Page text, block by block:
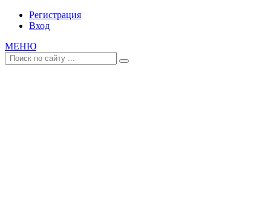
Регистрация
Вход
МЕНЮ